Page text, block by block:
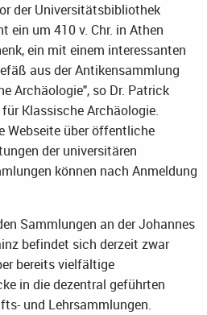
der Universitätsbibliothek
ein um 410 v. Chr. in Athen
ein mit einem interessanten
aus der Antikensammlung
Archäologie", so Dr. Patrick
Klassische Archäologie.
Webseite über öffentliche
der universitären
können nach Anmeldung
Sammlungen an der Johannes
befindet sich derzeit zwar
bereits vielfältige
in die dezentral geführten
und Lehrsammlungen.